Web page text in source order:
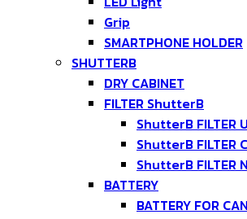
Grip
SMARTPHONE HOLDER
SHUTTERB
DRY CABINET
FILTER ShutterB
ShutterB FILTER
ShutterB FILTER
ShutterB FILTER
BATTERY
BATTERY FOR